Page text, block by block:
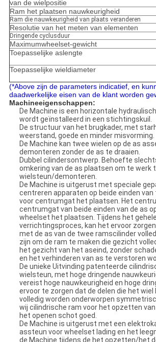
van de wielpositie
Ram het plaatsen nauwkeurigheid
Ram die nauwkeurigheid van plaats veranderen
Resolutie van het meten van elementen
Dringende cyclusduur
Maximumwheelset-gewicht
Toepasselijke aslengte
Toepasselijke wieldiameter
(*Above zijn de parameters indicatief, en
daadwerkelijke eisen van de klant worden
Machineeigenschappen:
De Machine is een horizontale
wordt geïnstalleerd in een stichtingskuil.
De structuur van het brugkader, met
weerstand, goede en minder misvorming.
De Machine kan twee wielen op de as
demonteren zonder de as te draaien.
Dubbel cilindersontwerp. Behoefte
omkering van de as plaatsen om te werk
wielsteun/demonteren.
De Machine is uitgerust met speciale
centreren apparaten op beide einden
voor centrumgat het plaatsen. Het
centrumgat van beide einden van de as
wheelset het plaatsen. Tijdens het gehele
verrichtingsproces, kan het ervoor
met de as van de twee ramscilinder
zijn om de ram te maken die gezicht
het gezicht van het aseind, zonder
en het verhinderen van as te verstoren
De unieke Uitvinding patenteerde
wielsteun, met hoge dringende
vereist hoge nauwkeurigheid en hoge
ervoor te zorgen dat de delen die het wiel
volledig worden onderworpen
wij cilindrische ram voor het opzetten
het openen schot goed.
De Machine is uitgerust met een
assteun voor wheelset lading en het
de Machine tijdens de het opzetten/het